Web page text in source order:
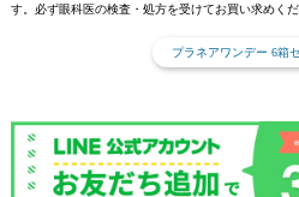
す。必ず眼科医の検査・処方を受けてお買い求めく
プラネアワンデー 6箱